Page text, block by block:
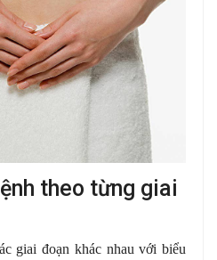
theo từng giai
giai đoạn khác nhau với biểu